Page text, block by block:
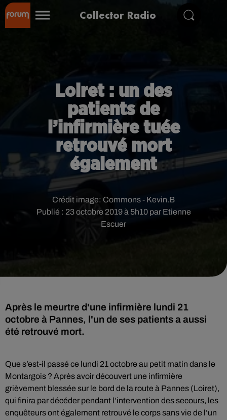
Collector Radio
Loiret : un des
patients de
l’infirmière tuée
retrouvé mort
également
Publié : 23 octobre 2019 à 5h10 par Etienne
Escuer
Crédit image: Commons - Kevin.B
Après le meurtre d'une infirmière lundi 21
octobre à Pannes, l'un de ses patients a aussi
été retrouvé mort.
Que s’est-il passé ce lundi 21 octobre au petit matin dans le
Montargois ? Après avoir découvert une infirmière
grièvement blessée sur le bord de la route à Pannes (Loiret),
qui finira par décéder pendant l’intervention des secours, les
enquêteurs ont également retrouvé le corps sans vie de l’un